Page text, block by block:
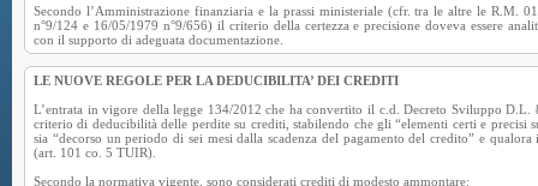
Secondo l’Amministrazione finanziaria e la prassi ministeriale (cfr. tra le altre le R.M.
n°9/124 e 16/05/1979 n°9/656) il criterio della certezza e precisione doveva essere
con il supporto di adeguata documentazione.
LE NUOVE REGOLE PER LA DEDUCIBILITA’ DEI CREDITI
L’entrata in vigore della legge 134/2012 che ha convertito il c.d. Decreto Sviluppo
criterio di deducibilità delle perdite su crediti, stabilendo che gli “elementi certi e precisi
sia “decorso un periodo di sei mesi dalla scadenza del pagamento del credito” e
(art. 101 co. 5 TUIR).
Secondo la normativa vigente, sono considerati crediti di modesto ammontare: